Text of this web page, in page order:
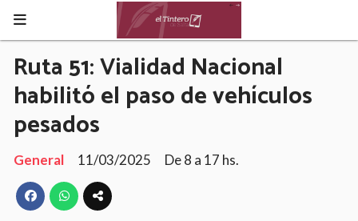
Ruta 51: Vialidad Nacional
habilitó el paso de vehículos
pesados
General 11/03/2025 De 8 a 17 hs.